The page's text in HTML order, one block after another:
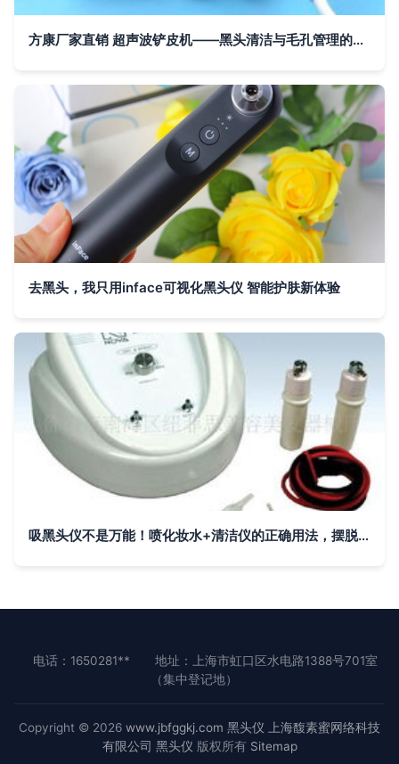
方康厂家直销 超声波铲皮机——黑头清洁与毛孔管理的新利器
去黑头，我只用inface可视化黑头仪 智能护肤新体验
吸黑头仪不是万能！喷化妆水+清洁仪的正确用法，摆脱草莓鼻颜值逆袭
电话：1650281**
地址：上海市虹口区水电路1388号701室
（集中登记地）
Copyright © 2026 www.jbfggkj.com 黑头仪 上海馥素蜜网络科技
有限公司 黑头仪 版权所有 Sitemap